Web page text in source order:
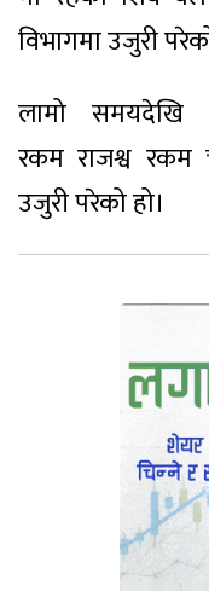
विभागमा उजुरी
लामो समयदेखि
रकम राजश्व रकम
उजुरी परेको हो।